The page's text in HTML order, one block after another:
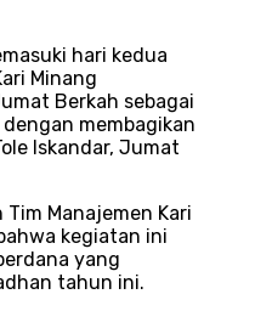
hari kedua
Minang
Berkah sebagai
membagikan
Iskandar, Jumat
Manajemen Kari
kegiatan ini
yang
tahun ini.